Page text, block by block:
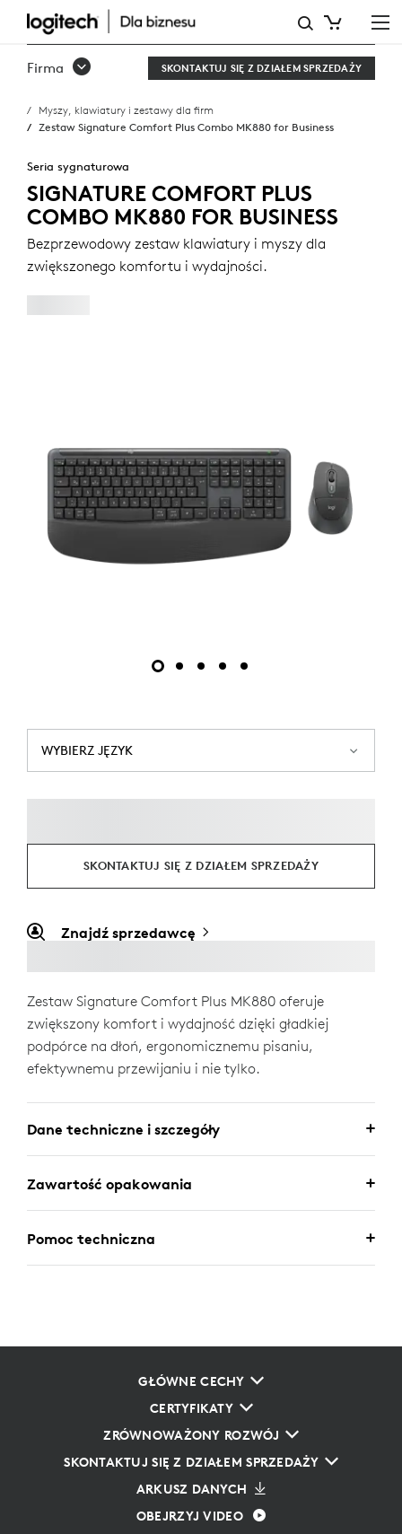
ZESTAW
SIGNATURE
PLUS
COMBO
MK880
FOR
BUSINESS
Firma SKONTAKTUJ SIĘ Z DZIAŁEM SPRZEDAŻY
Myszy, klawiatury i zestawy dla firm
Zestaw Signature Comfort Plus Combo MK880 for Business
Seria sygnaturowa
SIGNATURE COMFORT PLUS
COMBO MK880 FOR BUSINESS
Bezprzewodowy zestaw klawiatury i myszy dla
zwiększonego komfortu i wydajności.
WYBIERZ JĘZYK
SKONTAKTUJ SIĘ Z DZIAŁEM SPRZEDAŻY
Znajdź sprzedawcę
Zestaw Signature Comfort Plus MK880 oferuje
zwiększony komfort i wydajność dzięki gładkiej
podpórce na dłoń, ergonomicznemu pisaniu,
efektywnemu przewijaniu i nie tylko.
Dane techniczne i szczegóły
Zawartość opakowania
Pomoc techniczna
GŁÓWNE CECHY
CERTYFIKATY
ZRÓWNOWAŻONY ROZWÓJ
SKONTAKTUJ SIĘ Z DZIAŁEM SPRZEDAŻY
ARKUSZ DANYCH
OBEJRZYJ VIDEO